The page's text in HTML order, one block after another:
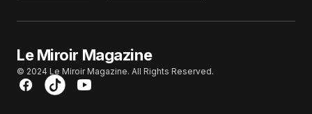
Le Miroir Magazine
© 2024 Le Miroir Magazine. All Rights Reserved.